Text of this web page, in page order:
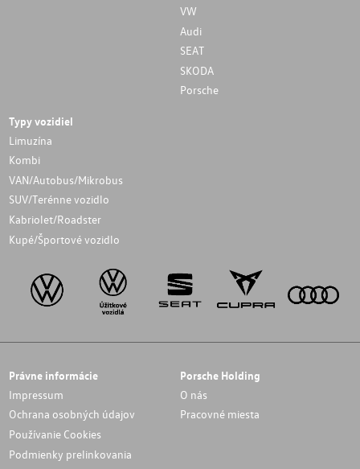
VW
Audi
SEAT
SKODA
Porsche
Typy vozidiel
Limuzína
Kombi
VAN/Autobus/Mikrobus
SUV/Terénne vozidlo
Kabriolet/Roadster
Kupé/Športové vozidlo
Právne informácie
Impressum
Ochrana osobných údajov
Používanie Cookies
Podmienky prelinkovania
Porsche Holding
O nás
Pracovné miesta